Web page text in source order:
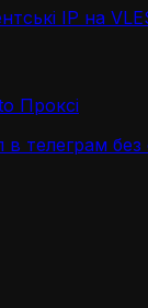
IP на
Проксі
в телеграм